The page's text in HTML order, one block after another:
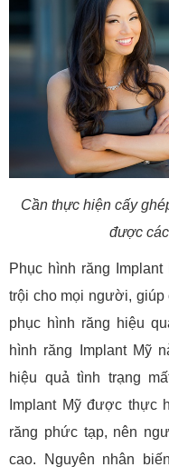
Cần thực hiện cấy
được
Phục hình răng
trội cho mọi người,
phục hình răng hiệu
hình răng Implant Mỹ
hiệu quả tình trạng
Implant Mỹ được thực
răng phức tạp, nên
cao. Nguyên nhân